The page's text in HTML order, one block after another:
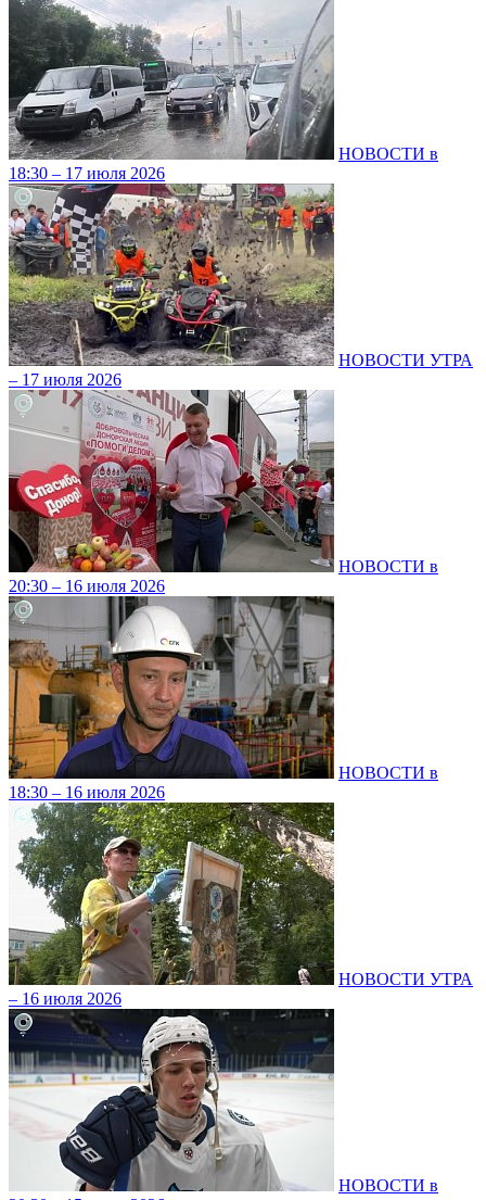
НОВОСТИ в
18:30 – 17 июля 2026
НОВОСТИ УТРА
– 17 июля 2026
НОВОСТИ в
20:30 – 16 июля 2026
НОВОСТИ в
18:30 – 16 июля 2026
НОВОСТИ УТРА
– 16 июля 2026
НОВОСТИ в